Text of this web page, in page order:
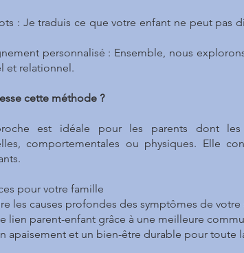
: Je traduis ce que votre enfant ne peut pas
personnalisé : Ensemble, nous
et relationnel.
cette méthode ?
est idéale pour les parents dont les
comportementales ou physiques. Elle
pour votre famille
les causes profondes des symptômes de votre
lien parent-enfant grâce à une meilleure
apaisement et un bien-être durable pour toute